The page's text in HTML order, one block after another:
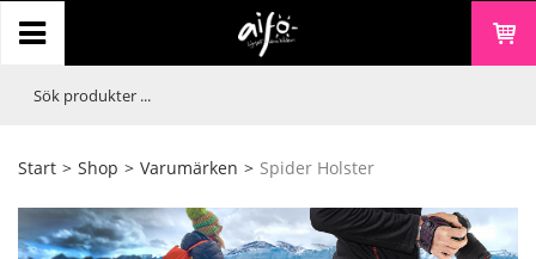
Start > Shop > Varumärken > Spider Holster